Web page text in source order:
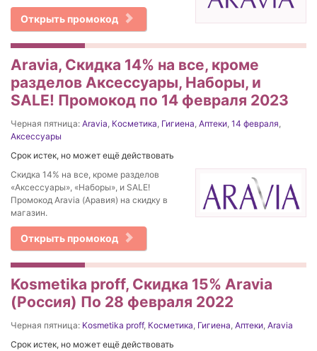
Открыть промокод
Aravia, Скидка 14% на все, кроме
разделов Аксессуары, Наборы, и
SALE! Промокод по 14 февраля 2023
Черная пятница: Aravia, Косметика, Гигиена, Аптеки, 14 февраля,
Аксессуары
Срок истек, но может ещё действовать
Скидка 14% на все, кроме разделов
«Аксессуары», «Наборы», и SALE!
Промокод Aravia (Аравия) на скидку в
магазин.
Открыть промокод
Kosmetika proff, Скидка 15% Aravia
(Россия) По 28 февраля 2022
Черная пятница: Kosmetika proff, Косметика, Гигиена, Аптеки, Aravia
Срок истек, но может ещё действовать